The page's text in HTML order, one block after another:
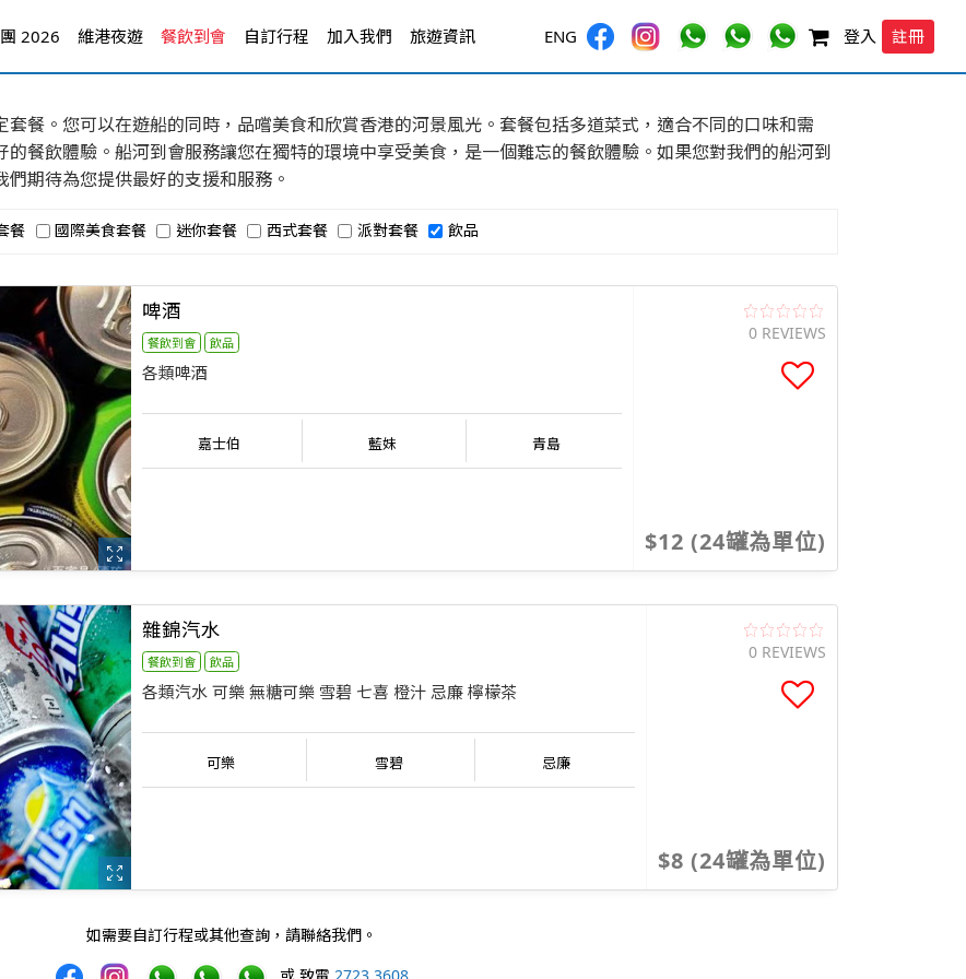
2026 維港夜遊 餐飲到會 自訂行程 加入我們 旅遊資訊 ENG 登入 註冊
餐。您可以在遊船的同時，品嚐美食和欣賞香港的河景風光。套餐包括多道菜式，適合不同的口味和需
餐飲體驗。船河到會服務讓您在獨特的環境中享受美食，是一個難忘的餐飲體驗。如果您對我們的船河到
期待為您提供最好的支援和服務。
餐 國際美食套餐 迷你套餐 西式套餐 派對套餐 飲品
啤酒
餐飲到會 飲品
各類啤酒
嘉士伯 藍妹 青島
0 REVIEWS
$12 (24罐為單位)
雜錦汽水
餐飲到會 飲品
各類汽水 可樂 無糖可樂 雪碧 七喜 橙汁 忌廉 檸檬茶
可樂 雪碧 忌廉
0 REVIEWS
$8 (24罐為單位)
如需要自訂行程或其他查詢，請聯絡我們。